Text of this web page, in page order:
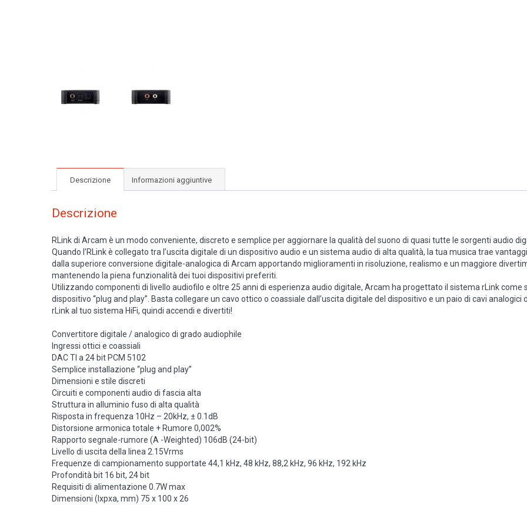
Descrizione Informazioni aggiuntive
Descrizione
RLink di Arcam è un modo conveniente, discreto e semplice per aggiornare la qualità del suono di quasi tutte le sorgenti audio
Quando l’RLink è collegato tra l’uscita digitale di un dispositivo audio e un sistema audio di alta qualità, la tua musica trae
dalla superiore conversione digitale-analogica di Arcam apportando miglioramenti in risoluzione, realismo e un maggiore
mantenendo la piena funzionalità dei tuoi dispositivi preferiti.
Utilizzando componenti di livello audiofilo e oltre 25 anni di esperienza audio digitale, Arcam ha progettato il sistema rLink come
dispositivo “plug and play”. Basta collegare un cavo ottico o coassiale dall’uscita digitale del dispositivo e un paio di cavi analogici
rLink al tuo sistema HiFi, quindi accendi e divertiti!
Convertitore digitale / analogico di grado audiophile
Ingressi ottici e coassiali
DAC TI a 24 bit PCM 5102
Semplice installazione “plug and play”
Dimensioni e stile discreti
Circuiti e componenti audio di fascia alta
Struttura in alluminio fuso di alta qualità
Risposta in frequenza 10Hz – 20kHz, ± 0.1dB
Distorsione armonica totale + Rumore 0,002%
Rapporto segnale-rumore (A -Weighted) 106dB (24-bit)
Livello di uscita della linea 2.15Vrms
Frequenze di campionamento supportate 44,1 kHz, 48 kHz, 88,2 kHz, 96 kHz, 192 kHz
Profondità bit 16 bit, 24 bit
Requisiti di alimentazione 0.7W max
Dimensioni (lxpxa, mm) 75 x 100 x 26